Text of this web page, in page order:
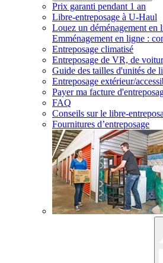
Prix garanti pendant 1 an
Libre-entreposage à U-Haul
Louez un déménagement en
Emménagement en ligne :
Entreposage climatisé
Entreposage de VR, de
Guide des tailles d'unités de
Entreposage extérieur/
Payer ma facture
FAQ
Conseils sur le libre-
Fournitures d’entreposage